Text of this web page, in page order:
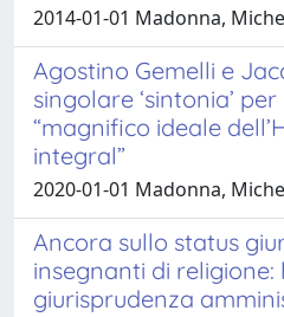
2014-01-01 Madonna,
Agostino Gemelli e
singolare ‘sintonia’
“magnifico ideale
integral”
2020-01-01 Madonna,
Ancora sullo status
insegnanti di religione:
giurisprudenza